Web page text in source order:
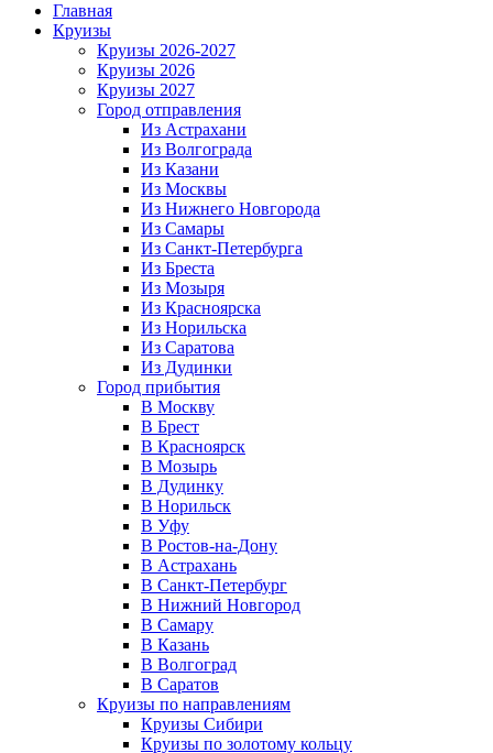
Главная
Круизы
Круизы 2026-2027
Круизы 2026
Круизы 2027
Город отправления
Из Астрахани
Из Волгограда
Из Казани
Из Москвы
Из Нижнего Новгорода
Из Самары
Из Санкт-Петербурга
Из Бреста
Из Мозыря
Из Красноярска
Из Норильска
Из Саратова
Из Дудинки
Город прибытия
В Москву
В Брест
В Красноярск
В Мозырь
В Дудинку
В Норильск
В Уфу
В Ростов-на-Дону
В Астрахань
В Санкт-Петербург
В Нижний Новгород
В Самару
В Казань
В Волгоград
В Саратов
Круизы по направлениям
Круизы Сибири
Круизы по золотому кольцу